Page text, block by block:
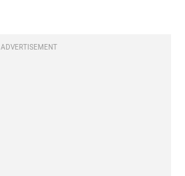
ADVERTISEMENT